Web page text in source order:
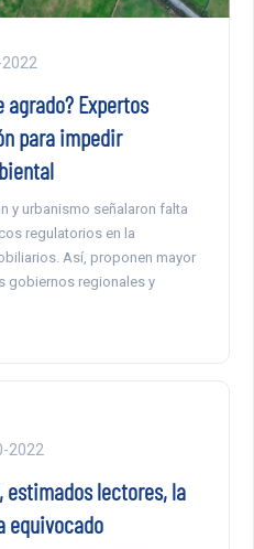
agrado? Expertos
para impedir
y urbanismo señalaron falta
regulatorios en la
Así, proponen mayor
gobiernos regionales y
2022
estimados lectores, la
equivocado